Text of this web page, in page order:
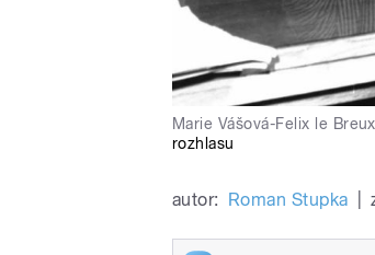
Marie Vášová-Felix le
rozhlasu
autor: Roman Stupka